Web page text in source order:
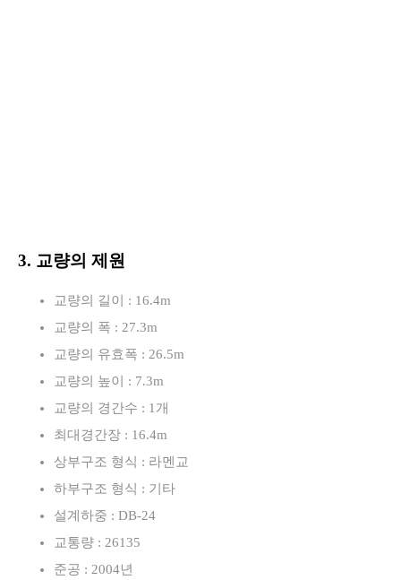
3. 교량의 제원
교량의 길이 : 16.4m
교량의 폭 : 27.3m
교량의 유효폭 : 26.5m
교량의 높이 : 7.3m
교량의 경간수 : 1개
최대경간장 : 16.4m
상부구조 형식 : 라멘교
하부구조 형식 : 기타
설계하중 : DB-24
교통량 : 26135
준공 : 2004년